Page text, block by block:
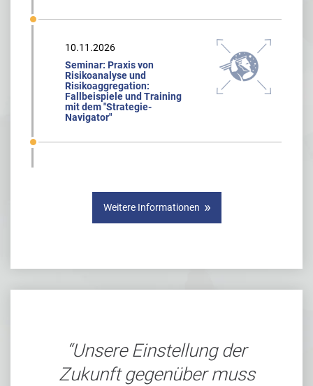
10.11.2026
Seminar: Praxis von
Risikoanalyse und
Risikoaggregation:
Fallbeispiele und Training
mit dem "Strategie-
Navigator"
Weitere Informationen
Unsere Einstellung der
Zukunft gegenüber muss